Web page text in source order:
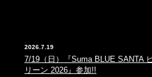
2026.7.19
7/19（日）『Suma BLUE SANTA
リーン 2026』参加!!